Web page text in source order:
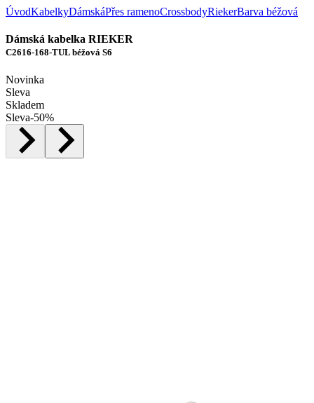
ÚvodKabelkyDámskáPřes ramenoCrossbodyRiekerBarva béžová
Dámská kabelka RIEKER
C2616-168-TUL béžová S6
Novinka
Sleva
Skladem
Sleva-50%